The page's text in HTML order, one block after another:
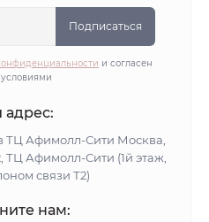
Подписаться
и согласен
ТЦ Афимолл-Сити Москва,
ТЦ Афимолл-Сити (1й этаж,
связи Т2)
нам: